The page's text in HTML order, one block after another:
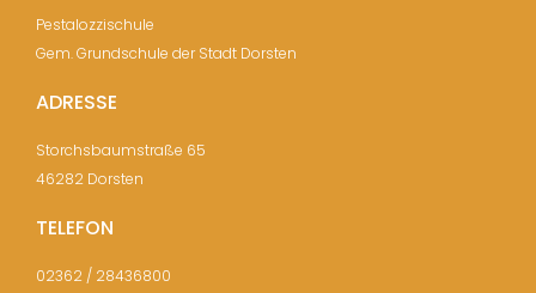
Pestalozzischule
Gem. Grundschule der Stadt Dorsten
ADRESSE
Storchsbaumstraße 65
46282 Dorsten
TELEFON
02362 / 28436800